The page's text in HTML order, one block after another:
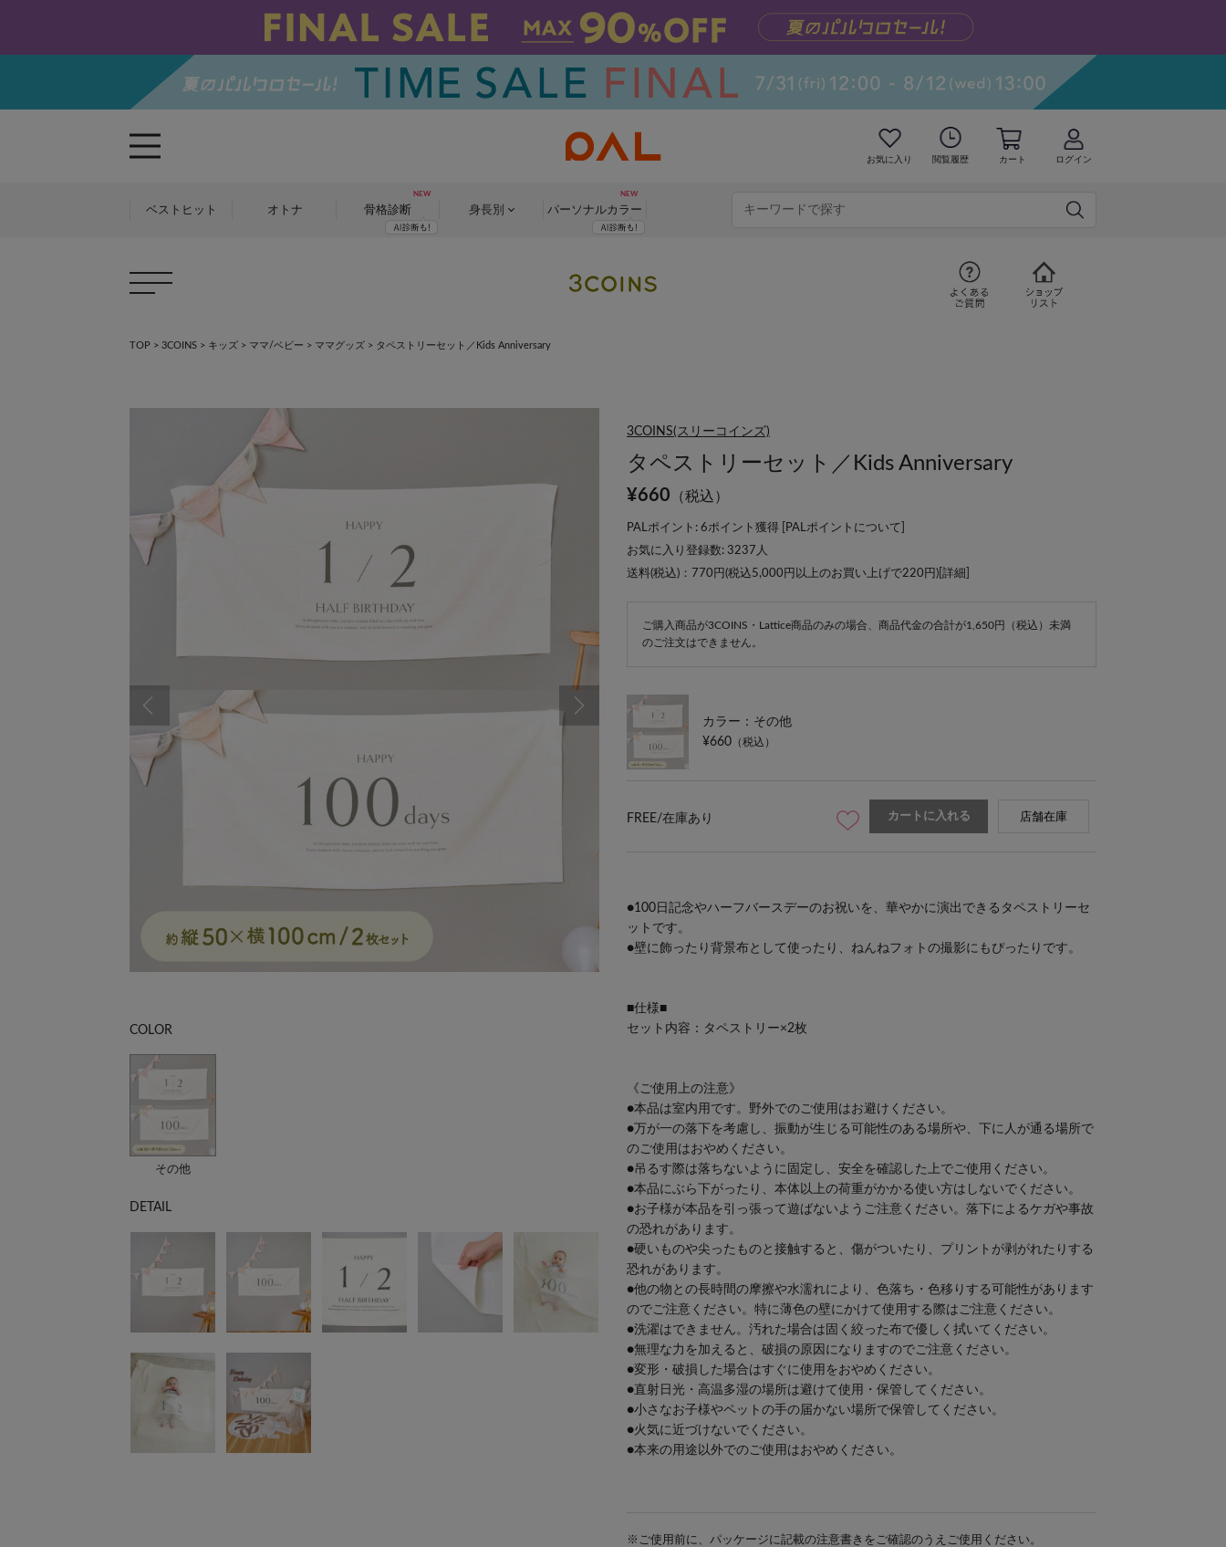
お気に入り 閲覧履歴 カート ログイン
ベストヒット オトナ 骨格診断 身長別 パーソナルカラー
TOP > 3COINS > キッズ > ママ/ベビー > ママグッズ > タペストリーセット／Kids Anniversary
COLOR
その他
DETAIL
3COINS(スリーコインズ)
タペストリーセット／Kids Anniversary
¥660 （税込）
PALポイント: 6ポイント獲得 [ PALポイントについて
お気に入り登録数: 3237 人
送料(税込)：770円(税込5,000円以上のお買い上げで220円)[ 詳細
ご購入商品が3COINS・Lattice商品のみの場合、商品代金の合計が1,650円（税込）未満
のご注文はできません。
カラー：その他
¥660 （税込）
FREE/在庫あり カートに入れる 店舗在庫
●100日記念やハーフバースデーのお祝いを、華やかに演出できるタペストリーセ
ットです。
●壁に飾ったり背景布として使ったり、ねんねフォトの撮影にもぴったりです。
■仕様■
セット内容：タペストリー×2枚
《ご使用上の注意》
●本品は室内用です。野外でのご使用はお避けください。
●万が一の落下を考慮し、振動が生じる可能性のある場所や、下に人が通る場所で
のご使用はおやめください。
●吊るす際は落ちないように固定し、安全を確認した上でご使用ください。
●本品にぶら下がったり、本体以上の荷重がかかる使い方はしないでください。
●お子様が本品を引っ張って遊ばないようご注意ください。落下によるケガや事故
の恐れがあります。
●硬いものや尖ったものと接触すると、傷がついたり、プリントが剥がれたりする
恐れがあります。
●他の物との長時間の摩擦や水濡れにより、色落ち・色移りする可能性があります
のでご注意ください。特に薄色の壁にかけて使用する際はご注意ください。
●洗濯はできません。汚れた場合は固く絞った布で優しく拭いてください。
●無理な力を加えると、破損の原因になりますのでご注意ください。
●変形・破損した場合はすぐに使用をおやめください。
●直射日光・高温多湿の場所は避けて使用・保管してください。
●小さなお子様やペットの手の届かない場所で保管してください。
●火気に近づけないでください。
●本来の用途以外でのご使用はおやめください。
※ご使用前に、パッケージに記載の注意書きをご確認のうえご使用ください。